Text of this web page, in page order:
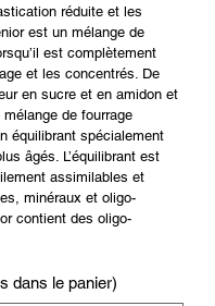
réduite et les
est un mélange de
est complètement
et les concentrés. De
en sucre et en amidon et
de fourrage
équilibrant spécialement
âgés. L’équilibrant est
assimilables et
minéraux et oligo-
contient des oligo-
dans le panier)